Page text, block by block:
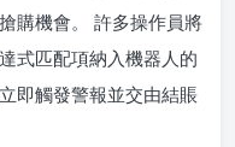
購機會。 許多操作員將
式匹配項納入機器人的
即觸發警報並交由結賬